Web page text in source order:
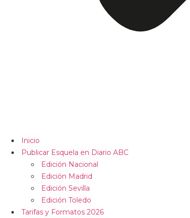
Inicio
Publicar Esquela en Diario ABC
Edición Nacional
Edición Madrid
Edición Sevilla
Edición Toledo
Tarifas y Formatos 2026